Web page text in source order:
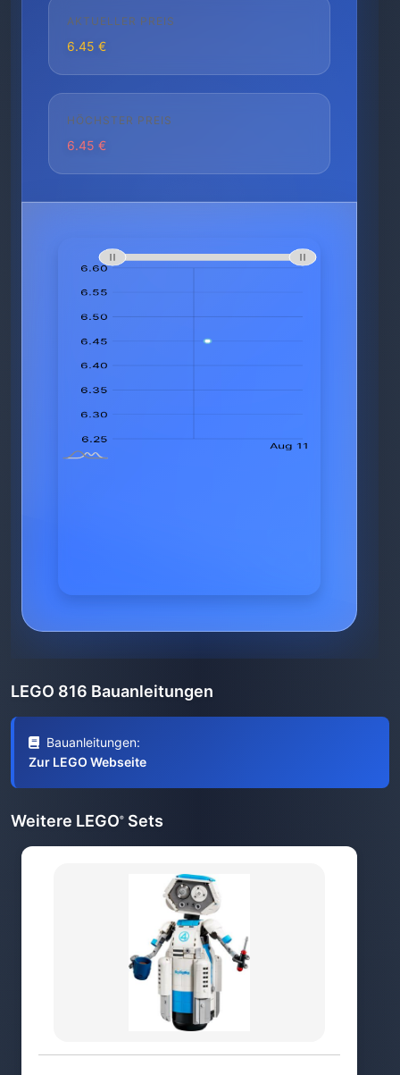
AKTUELLER PREIS
6.45 €
HÖCHSTER PREIS
6.45 €
LEGO 816 Bauanleitungen
Bauanleitungen:
Zur LEGO Webseite
Weitere LEGO® Sets